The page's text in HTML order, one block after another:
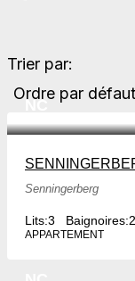
Trier par:
NC
Senningerberg
Lits:3 Baignoires:2
APPARTEMENT